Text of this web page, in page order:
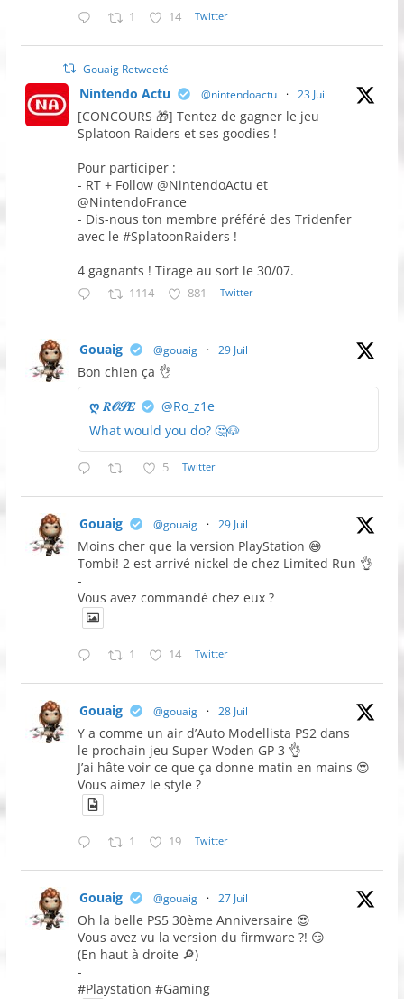
1 14 Twitter
Gouaig Retweeté
Nintendo Actu @nintendoactu · 23 Juil
[CONCOURS 🎁] Tentez de gagner le jeu
Splatoon Raiders et ses goodies !
Pour participer :
- RT + Follow @NintendoActu et
@NintendoFrance
- Dis-nous ton membre préféré des Tridenfer
avec le #SplatoonRaiders !
4 gagnants ! Tirage au sort le 30/07.
1114 881 Twitter
Gouaig @gouaig · 29 Juil
Bon chien ça 👌
ღ 𝑅𝒪𝒮𝐸
@Ro_z1e
What would you do? 🤔🐶
5 Twitter
Gouaig @gouaig · 29 Juil
Moins cher que la version PlayStation 😅
Tombi! 2 est arrivé nickel de chez Limited Run 👌
-
Vous avez commandé chez eux ?
1 14 Twitter
Gouaig @gouaig · 28 Juil
Y a comme un air d’Auto Modellista PS2 dans
le prochain jeu Super Woden GP 3 👌
J’ai hâte voir ce que ça donne matin en mains 😍
Vous aimez le style ?
1 19 Twitter
Gouaig @gouaig · 27 Juil
Oh la belle PS5 30ème Anniversaire 😍
Vous avez vu la version du firmware ?! 😏
(En haut à droite 🔎)
-
#Playstation #Gaming